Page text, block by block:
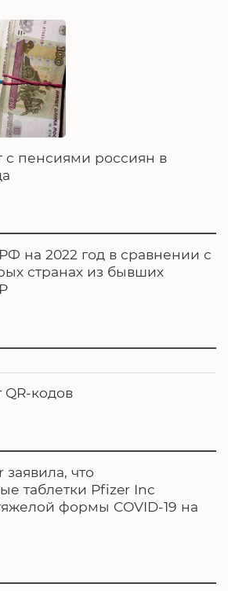
с пенсиями россиян в
на 2022 год в сравнении с
странах из бывших
QR-кодов
что
таблетки Pfizer Inc
формы COVID-19 на